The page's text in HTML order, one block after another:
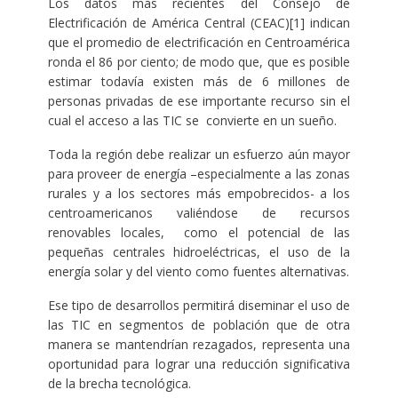
Electrificación de América Central (CEAC)[1] indican
que el promedio de electrificación en Centroamérica
ronda el 86 por ciento; de modo que, que es posible
estimar todavía existen más de 6 millones de
personas privadas de ese importante recurso sin el
cual el acceso a las TIC se convierte en un sueño.
Toda la región debe realizar un esfuerzo aún mayor
para proveer de energía –especialmente a las zonas
rurales y a los sectores más empobrecidos- a los
centroamericanos valiéndose de recursos
renovables locales, como el potencial de las
pequeñas centrales hidroeléctricas, el uso de la
energía solar y del viento como fuentes alternativas.
Ese tipo de desarrollos permitirá diseminar el uso de
las TIC en segmentos de población que de otra
manera se mantendrían rezagados, representa una
oportunidad para lograr una reducción significativa
de la brecha tecnológica.